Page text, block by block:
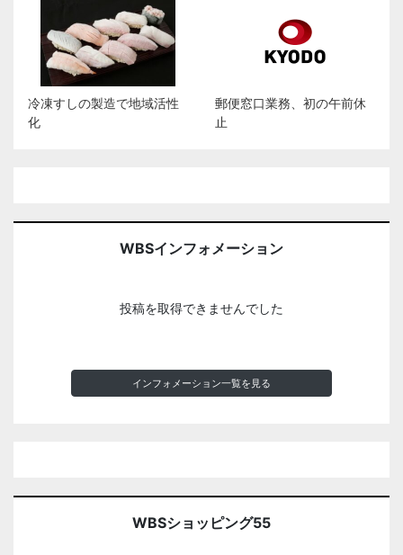
冷凍すしの製造で地域活性
化
郵便窓口業務、初の午前休
止
WBSインフォメーション
投稿を取得できませんでした
インフォメーション一覧を見る
WBSショッピング55